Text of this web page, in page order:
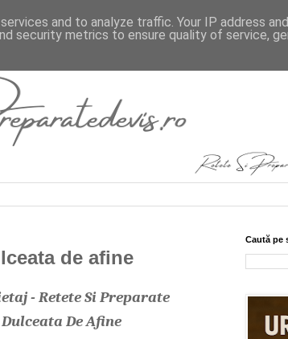
de afine
- Retete Si Preparate
De Afine
Caută pe
and to analyze traffic. Your IP address
security metrics to ensure quality of service,